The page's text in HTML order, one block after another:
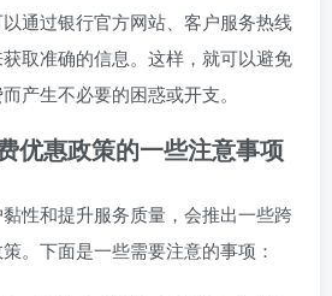
通过银行官方网站、客户服务热线
取准确的信息。这样，就可以避免
产生不必要的困惑或开支。
优惠政策的一些注意事项
性和提升服务质量，会推出一些跨
。下面是一些需要注意的事项：